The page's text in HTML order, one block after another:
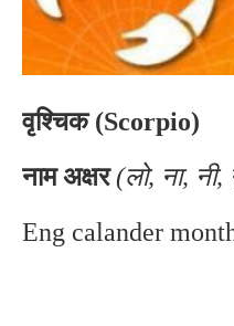
वृश्चिक (Scorpio)
नाम अक्षर (लो, ना,
Eng calander